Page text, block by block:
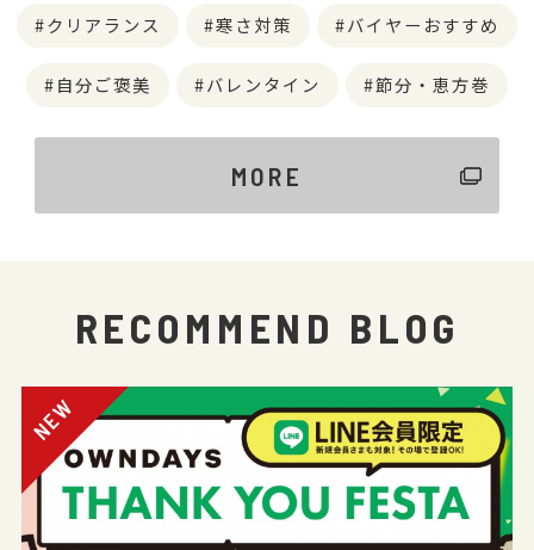
クリアランス 寒さ対策 バイヤーおすすめ
自分ご褒美 バレンタイン 節分・恵方巻
MORE
RECOMMEND BLOG